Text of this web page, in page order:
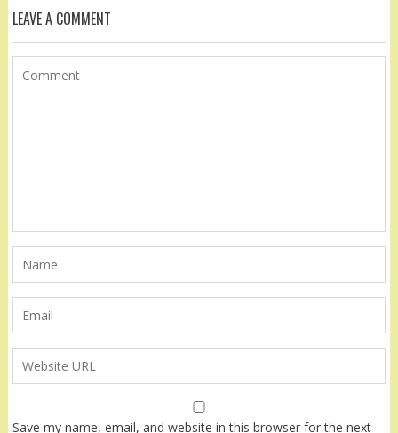
LEAVE A COMMENT
Save my name, email, and website in this browser for the next